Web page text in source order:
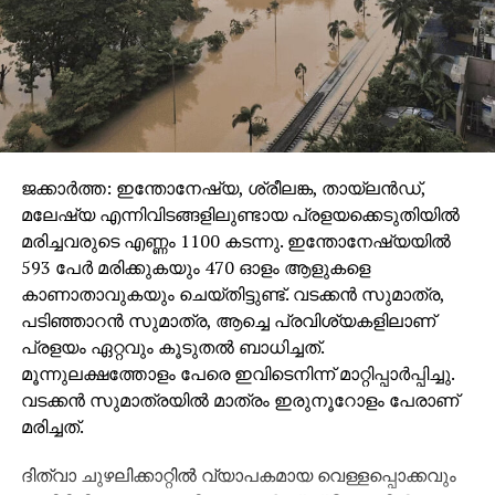
ചെയ്തത്. അത് അവരുടെ സ്വകാര്യ
സമ്പാദ്യമായിരുന്നില്ല. വോഹ്രയുടെ കാലത്തും
അഹമ്മദ് പട്ടേലിന്റെ കാലത്തും കോൺഗ്രസ്
പാർട്ടിയുടെ താൽപര്യങ്ങൾ സംരക്ഷിക്കാൻ
ലക്ഷ്യമിട്ടാണ് തീരുമാനങ്ങളെടുത്തത്. രാഷ്ട്രീയമായി
ഞെരുക്കാനുള്ള നിലവിലെ ശ്രമം വിലപ്പോവില്ല.
ചരിത്രം ആവർത്തിക്കും. നിരവധി
വെല്ലുവിളികളുണ്ടാവും. എന്നാൽ, രാഹുൽ ഗാന്ധി
ഇതൊന്നും വകവെക്കില്ല. അവർ അദ്ദേഹത്തെ
ജയിലിൽ അടക്കട്ടെ, അപ്പോഴും അദ്ദേഹം
കാര്യമാക്കില്ല. ഈ പ്രതികാര മനോഭാവം കൊണ്ട്
ഒരു മാറ്റവും ഉണ്ടാക്കാനാവില്ലെന്നും മറിച്ച് നിങ്ങളുടെ
ധാർമിക മൂല്യത്തകർച്ച വെളിവാക്കാൻ മാത്രമേ ഉതകൂ
എന്നുമാണ് എനിക്ക് കേന്ദ്രസർക്കാറിനെ
ഓർമിപ്പിക്കാനുള്ളത്,’ -ഡി.കെ പറഞ്ഞു.
ജക്കാർത്ത: ഇന്തോനേഷ്യ, ശ്രീലങ്ക, തായ്‍ലൻഡ്,
മലേഷ്യ എന്നിവിടങ്ങളിലുണ്ടായ പ്രളയക്കെടുതിയിൽ
മരിച്ചവരുടെ എണ്ണം 1100 കടന്നു. ഇന്തോനേഷ്യയിൽ
593 പേർ മരിക്കുകയും 470 ഓളം ആളുകളെ
കാണാതാവുകയും ചെയ്തിട്ടുണ്ട്. വടക്കൻ സുമാത്ര,
പടിഞ്ഞാറൻ സുമാത്ര, ആച്ചെ പ്രവിശ്യകളിലാണ്
പ്രളയം ഏറ്റവും കൂടുതൽ ബാധിച്ചത്.
മൂന്നുലക്ഷത്തോളം പേരെ ഇവിടെനിന്ന് മാറ്റിപ്പാർപ്പിച്ചു.
വടക്കൻ സുമാത്രയിൽ മാത്രം ഇരുനൂറോളം പേരാണ്
മരിച്ചത്.
ദിത്വാ ചുഴലിക്കാറ്റിൽ വ്യാപകമായ വെള്ളപ്പൊക്കവും